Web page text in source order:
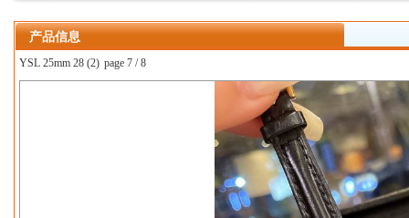
产品信息
YSL 25mm 28 (2) page 7 / 8
上一张